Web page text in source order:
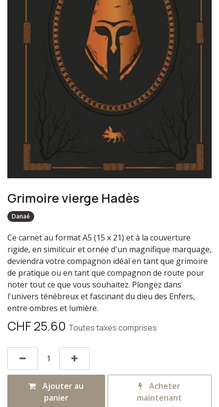
Grimoire vierge Hadès
Danaé
Ce carnet au format A5 (15 x 21) et à la couverture
rigide, en similicuir et ornée d'un magnifique marquage,
deviendra votre compagnon idéal en tant que grimoire
de pratique ou en tant que compagnon de route pour
noter tout ce que vous souhaitez. Plongez dans
l'univers ténébreux et fascinant du dieu des Enfers,
entre ombres et lumière.
CHF25.60 Toutes taxes comprises
Ajouter au
panier
Acheter
maintenant